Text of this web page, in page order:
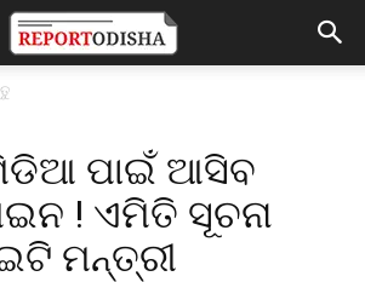
ପାଇଁ ଆସିବ
! ଏମିତି ସୂଚନା
ମନ୍ତ୍ରୀ